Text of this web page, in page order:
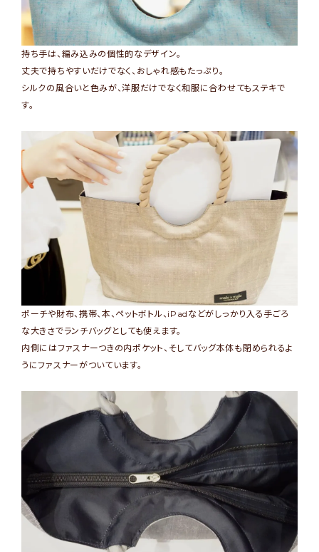
持ち手は、編み込みの個性的なデザイン。
丈夫で持ちやすいだけでなく、おしゃれ感もたっぷり。
シルクの風合いと色みが、洋服だけでなく和服に合わせてもステキで
す。
ポーチや財布、携帯、本、ペットボトル、iPadなどがしっかり入る手ごろ
な大きさでランチバッグとしても使えます。
内側にはファスナーつきの内ポケット、そしてバッグ本体も閉められるよ
うにファスナーがついています。